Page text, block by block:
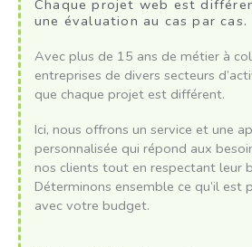
Chaque projet web est
une évaluation au cas par cas.
Avec plus de 15 ans de métier à
entreprises de divers secteurs
que chaque projet est différent.
Ici, nous offrons un service et une
personnalisée qui répond aux
nos clients tout en respectant leur
Déterminons ensemble ce qu’il est
avec votre budget.